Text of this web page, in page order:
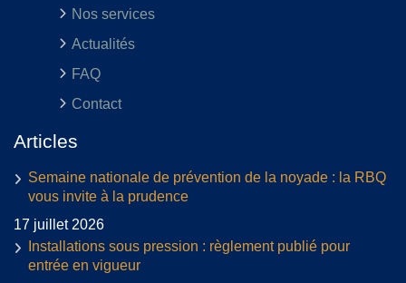
Nos services
Actualités
FAQ
Contact
Articles
Semaine nationale de prévention de la noyade : la RBQ
vous invite à la prudence
17 juillet 2026
Installations sous pression : règlement publié pour
entrée en vigueur